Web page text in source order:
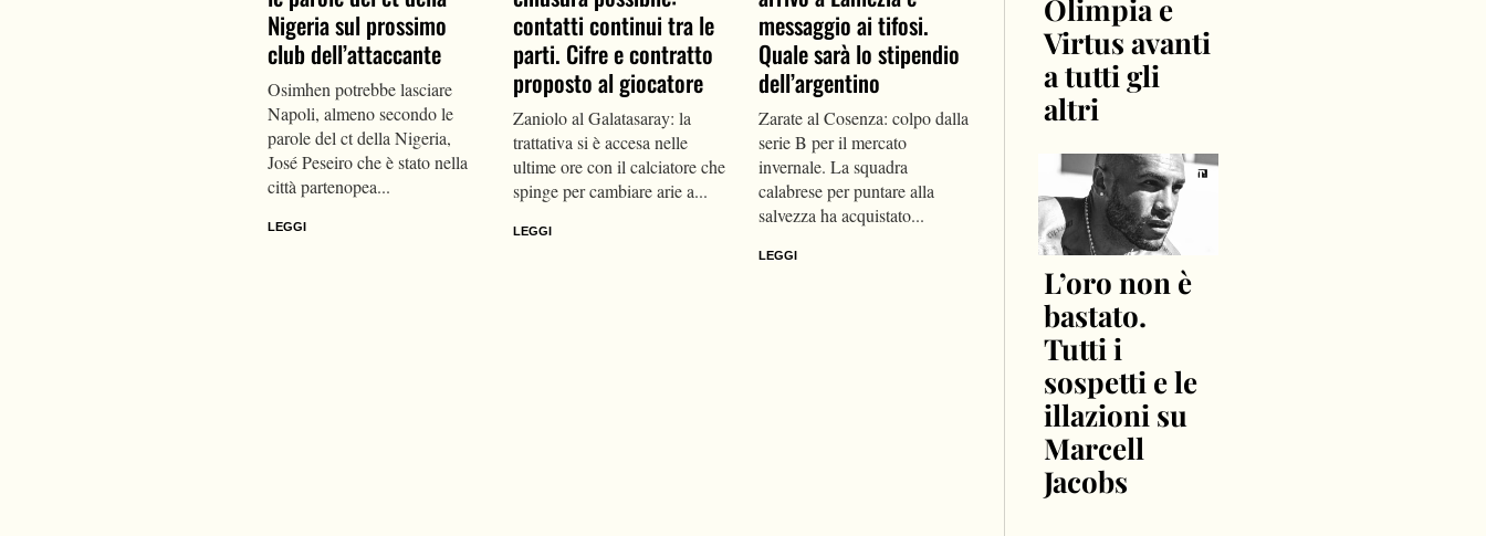
Nigeria sul prossimo
club dell’attaccante
Osimhen potrebbe lasciare
Napoli, almeno secondo le
parole del ct della Nigeria,
José Peseiro che è stato nella
città partenopea...
LEGGI
contatti continui tra le
parti. Cifre e contratto
proposto al giocatore
Zaniolo al Galatasaray: la
trattativa si è accesa nelle
ultime ore con il calciatore che
spinge per cambiare arie a...
LEGGI
messaggio ai tifosi.
Quale sarà lo stipendio
dell’argentino
Zarate al Cosenza: colpo dalla
serie B per il mercato
invernale. La squadra
calabrese per puntare alla
salvezza ha acquistato...
LEGGI
Olimpia e
Virtus avanti
a tutti gli
altri
L’oro non è
bastato.
Tutti i
sospetti e le
illazioni su
Marcell
Jacobs